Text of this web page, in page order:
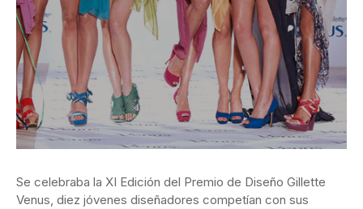
Se celebraba la XI Edición del Premio de Diseño Gillette
Venus, diez jóvenes diseñadores competían con sus